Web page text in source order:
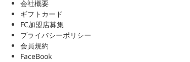
会社概要
ギフトカード
FC加盟店募集
プライバシーポリシー
会員規約
FaceBook